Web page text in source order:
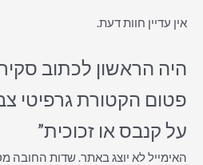
אין עדיין חוות דעת.
פטום הקטורת גרפיטי
על קנבס או זכוכית”
האימייל לא יוצג באתר.שדות החובה